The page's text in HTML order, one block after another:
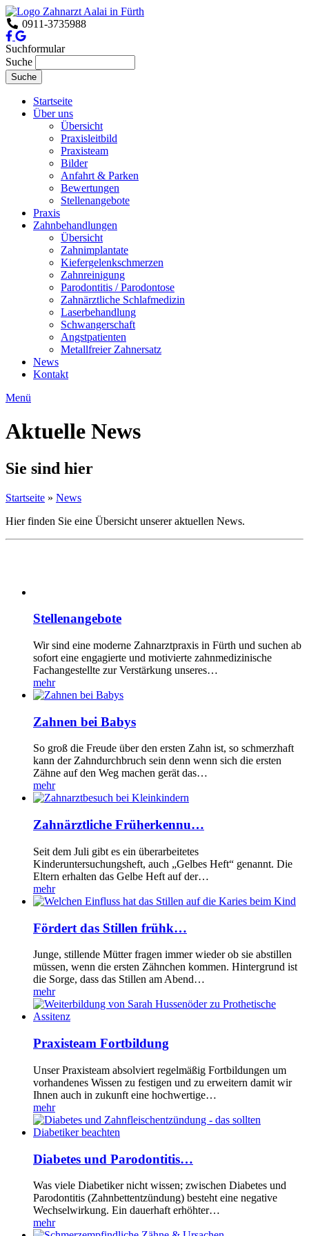
0911-3735988
Suchformular
Suche
Startseite
Über uns
Übersicht
Praxisleitbild
Praxisteam
Bilder
Anfahrt & Parken
Bewertungen
Stellenangebote
Praxis
Zahnbehandlungen
Übersicht
Zahnimplantate
Kiefergelenkschmerzen
Zahnreinigung
Parodontitis / Parodontose
Zahnärztliche Schlafmedizin
Laserbehandlung
Schwangerschaft
Angstpatienten
Metallfreier Zahnersatz
News
Kontakt
Menü
Aktuelle News
Sie sind hier
Startseite » News
Hier finden Sie eine Übersicht unserer aktuellen News.
Stellenangebote
Wir sind eine moderne Zahnarztpraxis in Fürth und suchen ab
sofort eine engagierte und motivierte zahnmedizinische
Fachangestellte zur Verstärkung unseres…
mehr
Zahnen bei Babys
So groß die Freude über den ersten Zahn ist, so schmerzhaft
kann der Zahndurchbruch sein denn wenn sich die ersten
Zähne auf den Weg machen gerät das…
mehr
Zahnärztliche Früherkennu…
Seit dem Juli gibt es ein überarbeitetes
Kinderuntersuchungsheft, auch „Gelbes Heft“ genannt. Die
Eltern erhalten das Gelbe Heft auf der…
mehr
Fördert das Stillen frühk…
Junge, stillende Mütter fragen immer wieder ob sie abstillen
müssen, wenn die ersten Zähnchen kommen. Hintergrund ist
die Sorge, dass das Stillen am Abend…
mehr
Praxisteam Fortbildung
Unser Praxisteam absolviert regelmäßig Fortbildungen um
vorhandenes Wissen zu festigen und zu erweitern damit wir
Ihnen auch in zukunft eine hochwertige…
mehr
Diabetes und Parodontitis…
Was viele Diabetiker nicht wissen; zwischen Diabetes und
Parodontitis (Zahnbettentzündung) besteht eine negative
Wechselwirkung. Ein dauerhaft erhöhter…
mehr